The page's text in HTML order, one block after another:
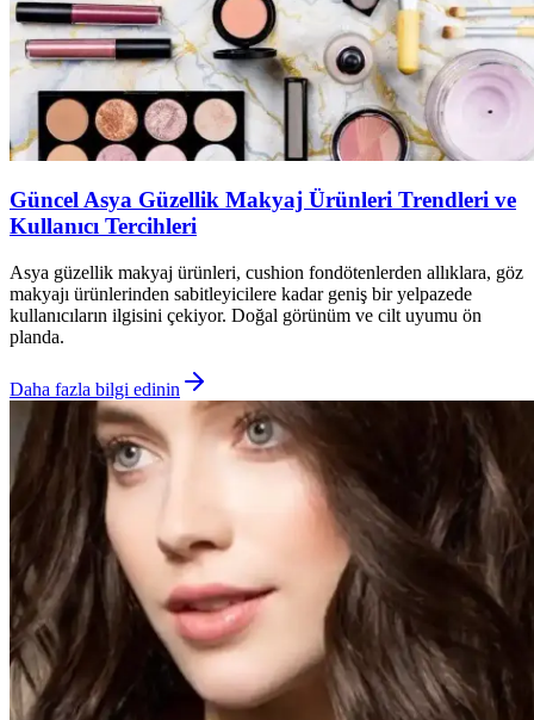
Güncel Asya Güzellik Makyaj Ürünleri Trendleri ve
Kullanıcı Tercihleri
Asya güzellik makyaj ürünleri, cushion fondötenlerden allıklara, göz
makyajı ürünlerinden sabitleyicilere kadar geniş bir yelpazede
kullanıcıların ilgisini çekiyor. Doğal görünüm ve cilt uyumu ön
planda.
Daha fazla bilgi edinin